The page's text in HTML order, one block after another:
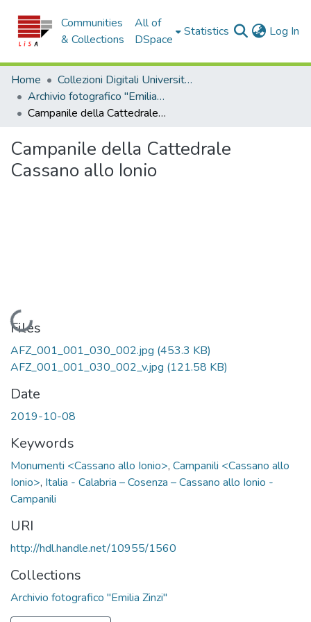
Communities
& Collections
All of
DSpace
Statistics Log In
Home
Collezioni Digitali Università della Calabria
Archivio fotografico "Emilia Zinzi"
Campanile della Cattedrale Cassano allo Ionio
Campanile della Cattedrale
Cassano allo Ionio
Loading...
Files
AFZ_001_001_030_002.jpg (453.3 KB)
AFZ_001_001_030_002_v.jpg (121.58 KB)
Date
2019-10-08
Keywords
Monumenti <Cassano allo Ionio>, Campanili <Cassano allo
Ionio>, Italia - Calabria – Cosenza – Cassano allo Ionio -
Campanili
URI
http://hdl.handle.net/10955/1560
Collections
Archivio fotografico "Emilia Zinzi"